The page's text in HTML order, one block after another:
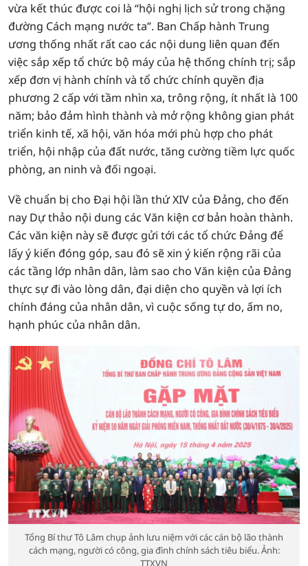
vừa kết thúc được coi là “hội nghị lịch sử trong chặng
đường Cách mạng nước ta”. Ban Chấp hành Trung
ương thống nhất rất cao các nội dung liên quan đến
việc sắp xếp tổ chức bộ máy của hệ thống chính trị; sắp
xếp đơn vị hành chính và tổ chức chính quyền địa
phương 2 cấp với tầm nhìn xa, trông rộng, ít nhất là 100
năm; bảo đảm hình thành và mở rộng không gian phát
triển kinh tế, xã hội, văn hóa mới phù hợp cho phát
triển, hội nhập của đất nước, tăng cường tiềm lực quốc
phòng, an ninh và đối ngoại.
Về chuẩn bị cho Đại hội lần thứ XIV của Đảng, cho đến
nay Dự thảo nội dung các Văn kiện cơ bản hoàn thành.
Các văn kiện này sẽ được gửi tới các tổ chức Đảng để
lấy ý kiến đóng góp, sau đó sẽ xin ý kiến rộng rãi của
các tầng lớp nhân dân, làm sao cho Văn kiện của Đảng
thực sự đi vào lòng dân, đại diện cho quyền và lợi ích
chính đáng của nhân dân, vì cuộc sống tự do, ấm no,
hạnh phúc của nhân dân.
Tổng Bí thư Tô Lâm chụp ảnh lưu niệm với các cán bộ lão thành
cách mạng, người có công, gia đình chính sách tiêu biểu. Ảnh:
TTXVN